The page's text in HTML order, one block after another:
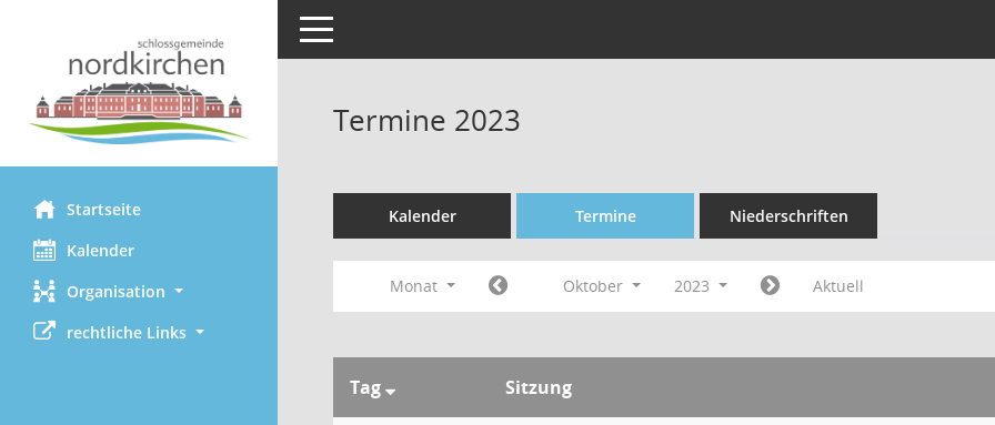
Startseite
Kalender
Organisation
rechtliche Links
Toggle navigation
Termine 2023
Kalender Termine Niederschriften
Monat Oktober 2023 Aktuell
Tag Sitzung